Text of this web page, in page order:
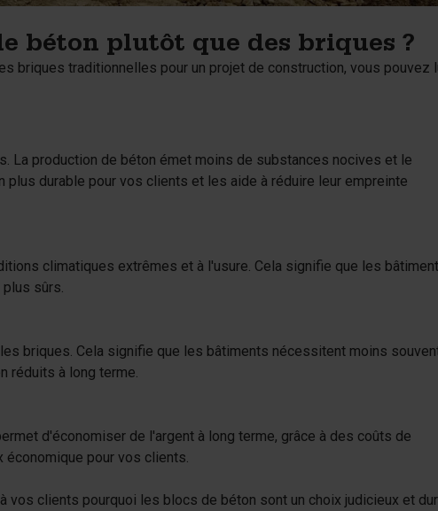
béton plutôt que des briques ?
briques traditionnelles pour un projet de construction, vous pouvez
La production de béton émet moins de substances nocives et le
durable pour vos clients et les aide à réduire leur empreinte
climatiques extrêmes et à l'usure. Cela signifie que les
sûrs.
briques. Cela signifie que les bâtiments nécessitent moins
réduits à long terme.
d'économiser de l'argent à long terme, grâce à des coûts de
économique pour vos clients.
vos clients pourquoi les blocs de béton sont un choix judicieux et